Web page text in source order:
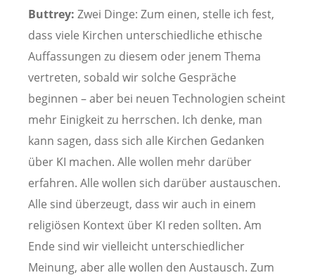
Buttrey: Zwei Dinge: Zum einen, stelle ich fest,
dass viele Kirchen unterschiedliche ethische
Auffassungen zu diesem oder jenem Thema
vertreten, sobald wir solche Gespräche
beginnen – aber bei neuen Technologien scheint
mehr Einigkeit zu herrschen. Ich denke, man
kann sagen, dass sich alle Kirchen Gedanken
über KI machen. Alle wollen mehr darüber
erfahren. Alle wollen sich darüber austauschen.
Alle sind überzeugt, dass wir auch in einem
religiösen Kontext über KI reden sollten. Am
Ende sind wir vielleicht unterschiedlicher
Meinung, aber alle wollen den Austausch. Zum